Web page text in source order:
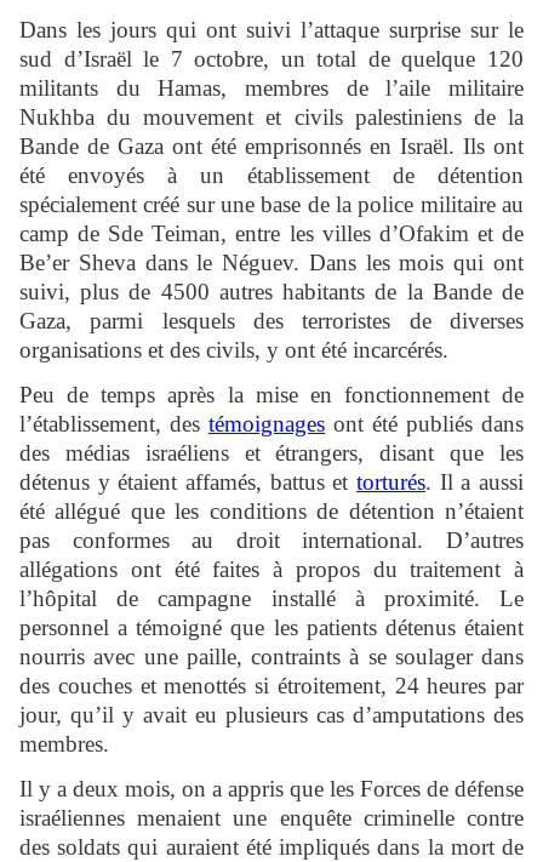
Dans les jours qui ont suivi l’attaque surprise sur le
sud d’Israël le 7 octobre, un total de quelque 120
militants du Hamas, membres de l’aile militaire
Nukhba du mouvement et civils palestiniens de la
Bande de Gaza ont été emprisonnés en Israël. Ils ont
été envoyés à un établissement de détention
spécialement créé sur une base de la police militaire au
camp de Sde Teiman, entre les villes d’Ofakim et de
Be’er Sheva dans le Néguev. Dans les mois qui ont
suivi, plus de 4500 autres habitants de la Bande de
Gaza, parmi lesquels des terroristes de diverses
organisations et des civils, y ont été incarcérés.
Peu de temps après la mise en fonctionnement de
l’établissement, des témoignages ont été publiés dans
des médias israéliens et étrangers, disant que les
détenus y étaient affamés, battus et torturés. Il a aussi
été allégué que les conditions de détention n’étaient
pas conformes au droit international. D’autres
allégations ont été faites à propos du traitement à
l’hôpital de campagne installé à proximité. Le
personnel a témoigné que les patients détenus étaient
nourris avec une paille, contraints à se soulager dans
des couches et menottés si étroitement, 24 heures par
jour, qu’il y avait eu plusieurs cas d’amputations des
membres.
Il y a deux mois, on a appris que les Forces de défense
israéliennes menaient une enquête criminelle contre
des soldats qui auraient été impliqués dans la mort de